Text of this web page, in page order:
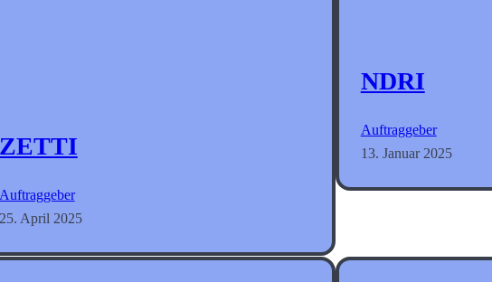
ZETTI
Auftraggeber
25. April 2025
NDRI
Auftraggeber
13. Januar 2025